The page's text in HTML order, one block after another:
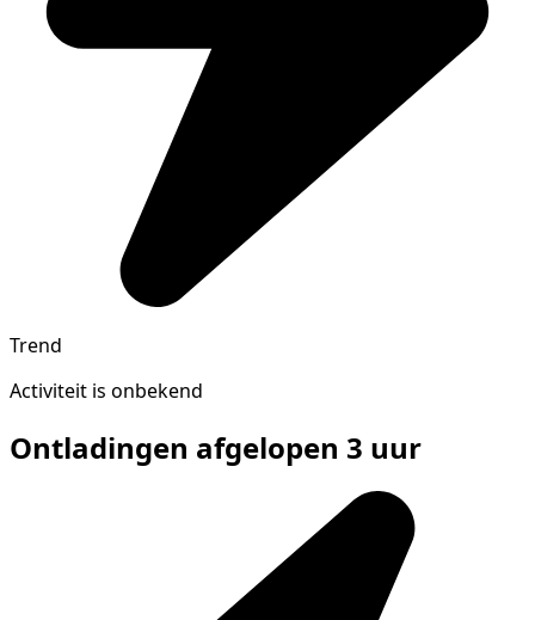
Trend
Activiteit is onbekend
Ontladingen afgelopen 3 uur